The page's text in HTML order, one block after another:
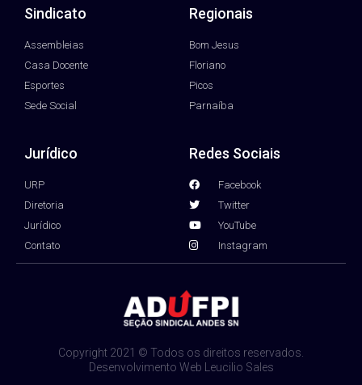
Sindicato
Assembleias
Casa Docente
Esportes
Sede Social
Regionais
Bom Jesus
Floriano
Picos
Parnaíba
Jurídico
URP
Diretoria
Jurídico
Contato
Redes Sociais
Facebook
Twitter
YouTube
Instagram
Copyright 2021 © Todos os direitos reservados.
Desenvolvimento Web Leucilio Sales